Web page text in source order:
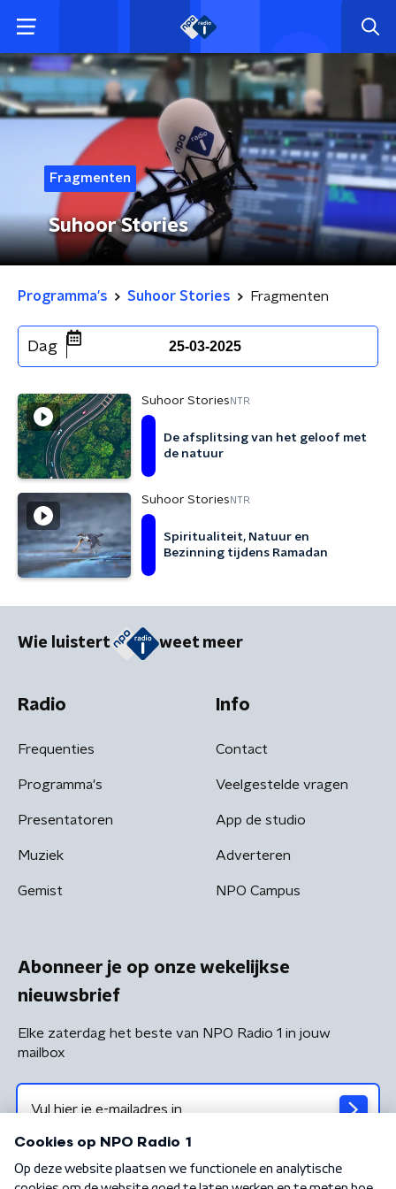
Fragmenten
Suhoor Stories
Programma's Suhoor Stories Fragmenten
Dag 25-03-2025
Suhoor Stories NTR
De afsplitsing van het geloof met
de natuur
Suhoor Stories NTR
Spiritualiteit, Natuur en
Bezinning tijdens Ramadan
Wie luistert weet meer
Radio
Frequenties
Programma's
Presentatoren
Muziek
Gemist
Info
Contact
Veelgestelde vragen
App de studio
Adverteren
NPO Campus
Abonneer je op onze wekelijkse
nieuwsbrief
Elke zaterdag het beste van NPO Radio 1 in jouw
mailbox